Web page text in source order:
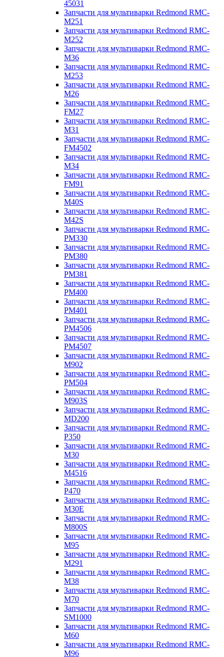
45031
Запчасти для мультиварки Redmond RMC-
M251
Запчасти для мультиварки Redmond RMC-
M252
Запчасти для мультиварки Redmond RMC-
M36
Запчасти для мультиварки Redmond RMC-
M253
Запчасти для мультиварки Redmond RMC-
M26
Запчасти для мультиварки Redmond RMC-
FM27
Запчасти для мультиварки Redmond RMC-
M31
Запчасти для мультиварки Redmond RMC-
FM4502
Запчасти для мультиварки Redmond RMC-
M34
Запчасти для мультиварки Redmond RMC-
FM91
Запчасти для мультиварки Redmond RMC-
M40S
Запчасти для мультиварки Redmond RMC-
M42S
Запчасти для мультиварки Redmond RMC-
PM330
Запчасти для мультиварки Redmond RMC-
PM380
Запчасти для мультиварки Redmond RMC-
PM381
Запчасти для мультиварки Redmond RMC-
PM400
Запчасти для мультиварки Redmond RMC-
PM401
Запчасти для мультиварки Redmond RMC-
PM4506
Запчасти для мультиварки Redmond RMC-
PM4507
Запчасти для мультиварки Redmond RMC-
M902
Запчасти для мультиварки Redmond RMC-
PM504
Запчасти для мультиварки Redmond RMC-
M903S
Запчасти для мультиварки Redmond RMC-
MD200
Запчасти для мультиварки Redmond RMC-
P350
Запчасти для мультиварки Redmond RMC-
M30
Запчасти для мультиварки Redmond RMC-
M4516
Запчасти для мультиварки Redmond RMC-
P470
Запчасти для мультиварки Redmond RMC-
M30E
Запчасти для мультиварки Redmond RMC-
M800S
Запчасти для мультиварки Redmond RMC-
M95
Запчасти для мультиварки Redmond RMC-
M291
Запчасти для мультиварки Redmond RMC-
M38
Запчасти для мультиварки Redmond RMC-
M70
Запчасти для мультиварки Redmond RMC-
SM1000
Запчасти для мультиварки Redmond RMC-
M60
Запчасти для мультиварки Redmond RMC-
M96